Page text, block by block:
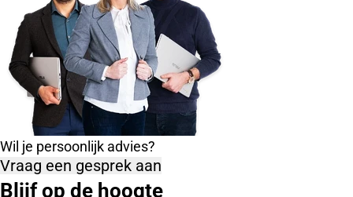
Wil je persoonlijk advies?
Vraag een gesprek aan
Blijf op de hoogte